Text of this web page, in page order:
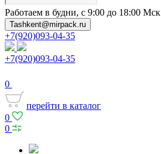
Работаем в будни, с 9:00 до 18:00 Мск
Tashkent@mirpack.ru
+7(920)093-04-35
+7(920)093-04-35
0
перейти в каталог
0
0